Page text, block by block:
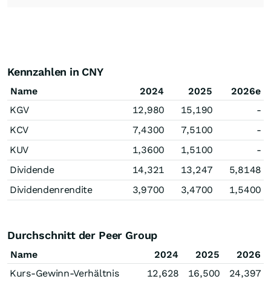
Kennzahlen in CNY
Name 2024 2025
2026e
KGV
12,980 15,190
-
KCV
7,4300 7,5100
-
KUV
1,3600 1,5100
-
Dividende
14,321 13,247
5,8148
Dividendenrendite
3,9700 3,4700 1,5400
Durchschnitt der Peer Group
Name 2024 2025
2026
Kurs-Gewinn-Verhältnis
12,628 16,500
24,397